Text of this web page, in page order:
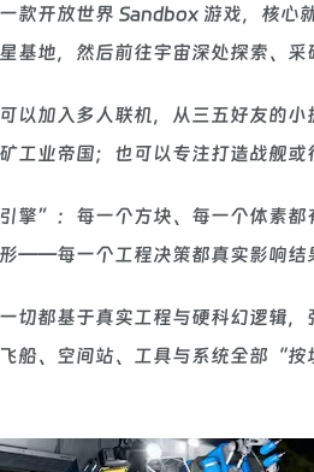
款开放世界 Sandbox 游戏，核心
基地，然后前往宇宙深处探索、
以加入多人联机，从三五好友的
工业帝国；也可以专注打造战舰
擎”：每一个方块、每一个体素都
——每一个工程决策都真实影响结
切都基于真实工程与硬科幻逻辑
船、空间站、工具与系统全部“